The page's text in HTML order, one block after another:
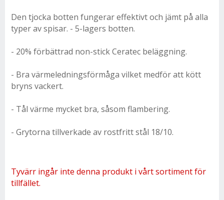
Den tjocka botten fungerar effektivt och jämt på alla
typer av spisar. - 5-lagers botten.
- 20% förbättrad non-stick Ceratec beläggning.
- Bra värmeledningsförmåga vilket medför att kött
bryns vackert.
- Tål värme mycket bra, såsom flambering.
- Grytorna tillverkade av rostfritt stål 18/10.
Tyvärr ingår inte denna produkt i vårt sortiment för
tillfället.